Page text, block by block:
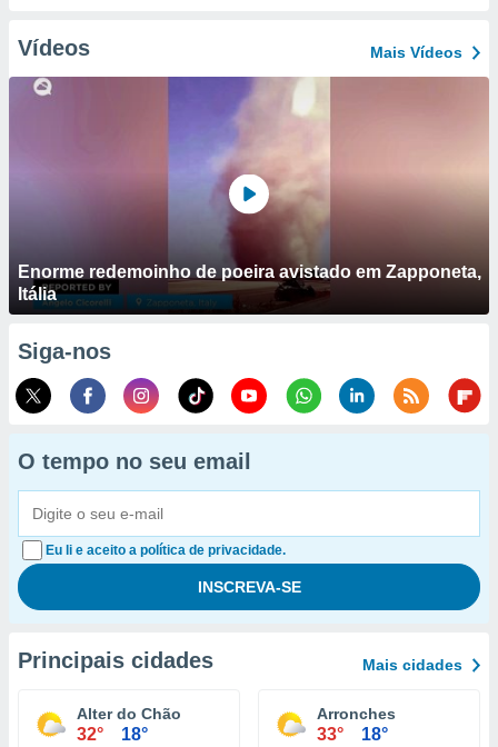
Vídeos Mais Vídeos
Enorme redemoinho de poeira avistado em Zapponeta,
Itália
Siga-nos
O tempo no seu email
Eu li e aceito a política de privacidade.
Principais cidades Mais cidades
Alter do Chão
32° 18°
Arronches
33° 18°